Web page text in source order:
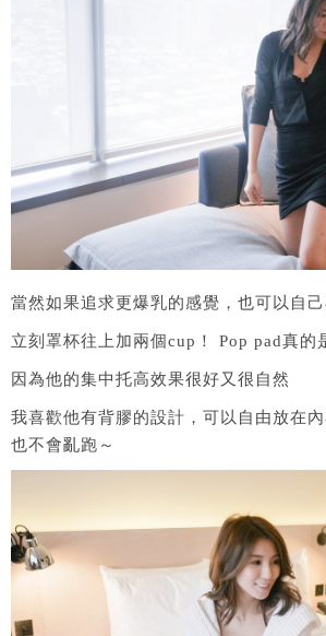
當然如果追求更爆乳的感覺，也可以自
立刻罩杯往上加兩個cup！ Pop pad真的
因為他的集中托高效果很好又很自然
我喜歡他有背膠的設計，可以自由放在
也不會亂跑～